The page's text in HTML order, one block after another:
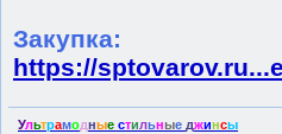
Закупка:
https://
Ультрамодные стильные джинсы